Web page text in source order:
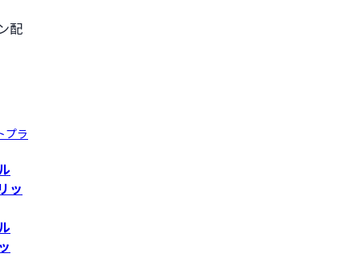
配
プラ
ッ